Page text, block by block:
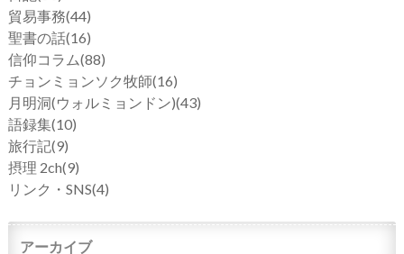
貿易事務(44)
聖書の話(16)
信仰コラム(88)
チョンミョンソク牧師(16)
月明洞(ウォルミョンドン)(43)
語録集(10)
旅行記(9)
摂理 2ch(9)
リンク・SNS(4)
アーカイブ